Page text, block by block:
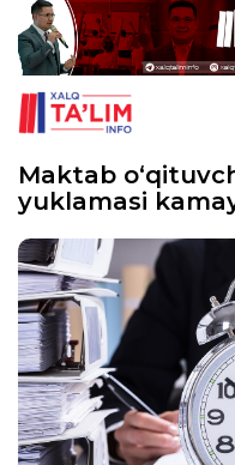
Maktab
yuklamasi